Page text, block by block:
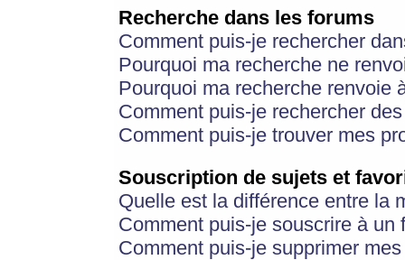
Recherche dans les forums
Comment puis-je rechercher
Pourquoi ma recherche ne
Pourquoi ma recherche renvoie
Comment puis-je rechercher
Comment puis-je trouver mes
Souscription de sujets et
Quelle est la différence entre la
Comment puis-je souscrire à
Comment puis-je supprimer